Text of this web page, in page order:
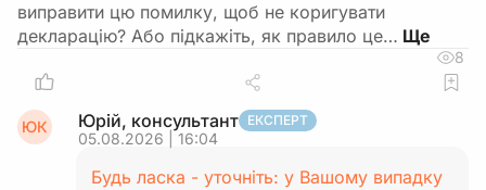
виправити цю помилку, щоб не коригувати
декларацію? Або підкажіть, як правило це…
8
ЮК Юрій, консультант ЕКСПЕРТ
05.08.2026 | 16:04
Будь ласка - уточніть: у Вашому випадку